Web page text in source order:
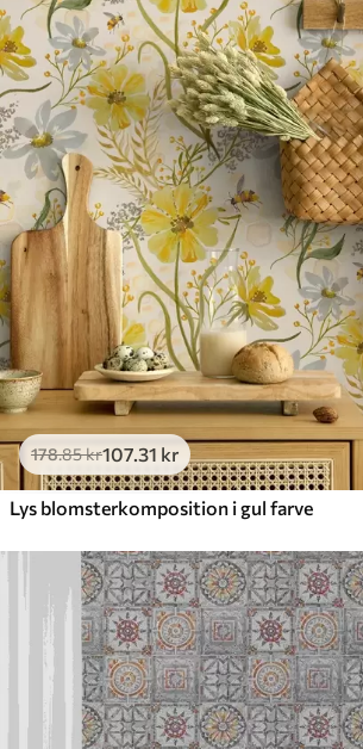
rengøres med vand.
Anvendelsesmetode Problemfri anvendelse
Tilgængelige materialer
Standard
365 .00219.00kr/m²
Premium
448 .33 269.00kr/m²
Premium vinyl
516.67310.00kr/m²
178.85kr107.31 kr
Lys blomsterkomposition i gul farve